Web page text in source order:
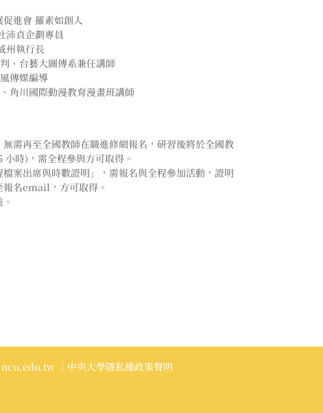
進會 羅素如創人
沛貞企劃專員
州執行長
、台藝大圖傳系兼任講師
傳媒編導
角川國際動漫教育漫畫班講師
需再至全國教師在職進修網報名，研習後將於全國教
時)，需全程參與方可取得。
檔案出席與時數證明」，需報名與全程參加活動，證明
名email，方可取得。
｜中央大學隱私權政策聲明